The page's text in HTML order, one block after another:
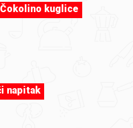
kuglice
napitak